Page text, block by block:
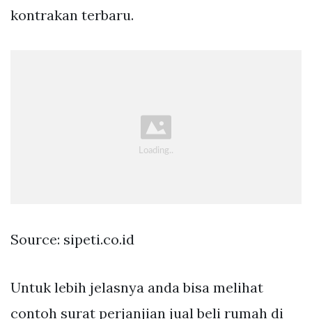
kontrakan terbaru.
Source: sipeti.co.id
Untuk lebih jelasnya anda bisa melihat
contoh surat perjanjian jual beli rumah di